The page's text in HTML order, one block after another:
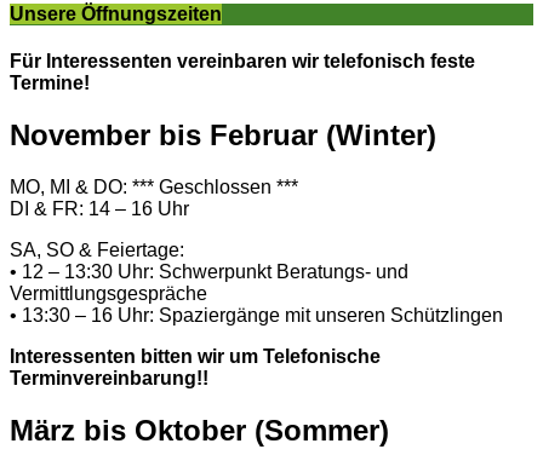
Unsere Öffnungszeiten
Für Interessenten vereinbaren wir telefonisch feste
Termine!
November bis Februar (Winter)
MO, MI & DO: *** Geschlossen ***
DI & FR: 14 – 16 Uhr
SA, SO & Feiertage:
• 12 – 13:30 Uhr: Schwerpunkt Beratungs- und
Vermittlungsgespräche
• 13:30 – 16 Uhr: Spaziergänge mit unseren Schützlingen
Interessenten bitten wir um Telefonische
Terminvereinbarung!!
März bis Oktober (Sommer)